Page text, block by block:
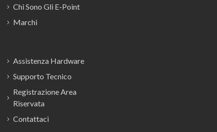
Chi Sono Gli E-Point
Marchi
Assistenza Hardware
Supporto Tecnico
Registrazione Area
Riservata
Contattaci